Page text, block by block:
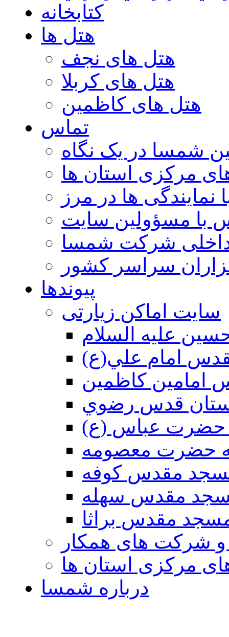
کتابخانه
هتل ها
هتل های نجف
هتل های کربلا
هتل های کاظمین
تماس
شمسا در یک نگاه
مرکزی استان ها
نمایندگی ها در مرز
با مسؤولین سایت
شرکت شمسا
سراسر کشور
پیوندها
سایت اماکن زیارتی
عليه السلام
امام علي(ع)
امامين كاظمين
قدس رضوي
حضرت عباس (ع)
حضرت معصومه
مقدس كوفه
مقدس سهله
مقدس براثا
و شرکت های همکار
مرکزی استان ها
درباره شمسا